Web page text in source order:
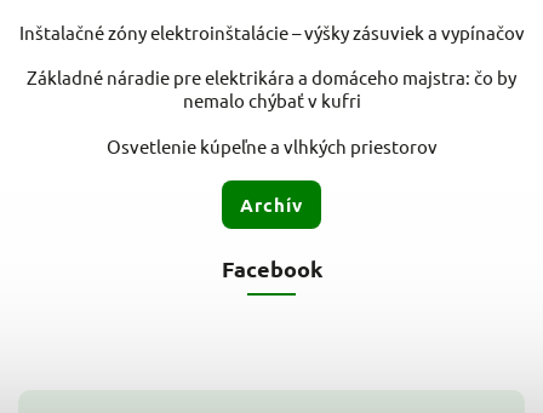
Inštalačné zóny elektroinštalácie – výšky zásuviek a vypínačov
Základné náradie pre elektrikára a domáceho majstra: čo by
nemalo chýbať v kufri
Osvetlenie kúpeľne a vlhkých priestorov
Archív
Facebook